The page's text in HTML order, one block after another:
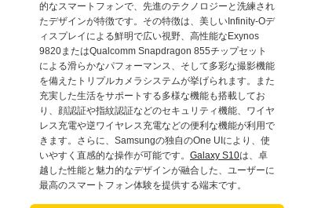
的なスマートフォンで、先進のテクノロジーと洗練され
たデザインが特徴です。その特徴は、美しいInfinity-Oデ
ィスプレイによる鮮明で広い視野、高性能なExynos
9820またはQualcomm Snapdragon 855チップセット
による滑らかなパフォーマンス、そして多彩な撮影機能
を備えたトリプルカメラシステムが挙げられます。また
充実した生活をサポートする多様な機能も搭載してお
り、顔認証や指紋認証などのセキュリティ機能、ワイヤ
レス充電や逆ワイヤレス充電などの便利な機能が利用で
きます。さらに、Samsungの独自のOne UIにより、使
いやすく直感的な操作が可能です。 Galaxy S10は、卓
越した性能と魅力的なデザインが融合した、ユーザーに
最高のスマートフォン体験を提供する端末です。